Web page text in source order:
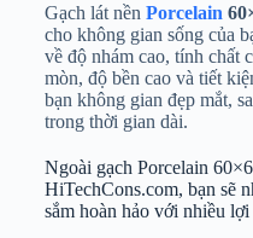
Gạch lát nền Porcelain
cho không gian sống của
về độ nhám cao, tính chất
mòn, độ bền cao và tiết
bạn không gian đẹp mắt,
trong thời gian dài.
Ngoài gạch Porcelain
HiTechCons.com, bạn sẽ
sắm hoàn hảo với nhiều